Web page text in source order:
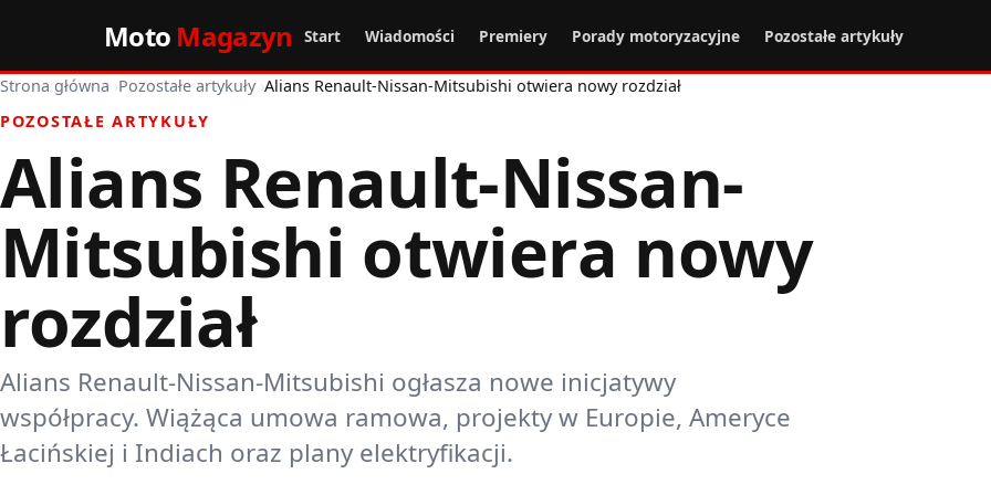
Moto Magazyn Start Wiadomości Premiery Porady motoryzacyjne Pozostałe artykuły
Strona główna ›Pozostałe artykuły ›Alians Renault-Nissan-Mitsubishi otwiera nowy rozdział
POZOSTAŁE ARTYKUŁY
Alians Renault-Nissan-
Mitsubishi otwiera nowy
rozdział
Alians Renault-Nissan-Mitsubishi ogłasza nowe inicjatywy
współpracy. Wiążąca umowa ramowa, projekty w Europie, Ameryce
Łacińskiej i Indiach oraz plany elektryfikacji.